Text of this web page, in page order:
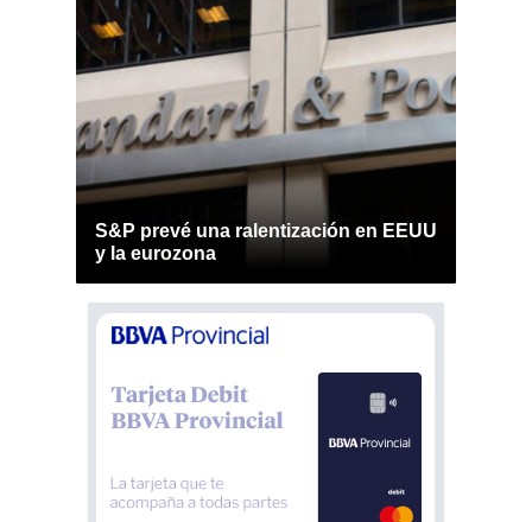
S&P prevé una ralentización en EEUU
y la eurozona